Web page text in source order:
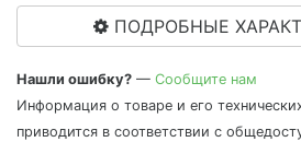
ПОДРОБНЫЕ
Нашли ошибку? — Сообщите нам
Информация о товаре и его
приводится в соответствии с